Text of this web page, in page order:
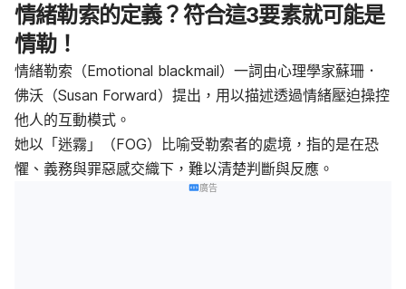
情緒勒索的定義？符合這3要素就可能是
情勒！
情緒勒索（Emotional blackmail）一詞由心理學家蘇珊．
佛沃（Susan Forward）提出，用以描述透過情緒壓迫操控
他人的互動模式。
她以「迷霧」（FOG）比喻受勒索者的處境，指的是在恐
懼、義務與罪惡感交織下，難以清楚判斷與反應。
廣告